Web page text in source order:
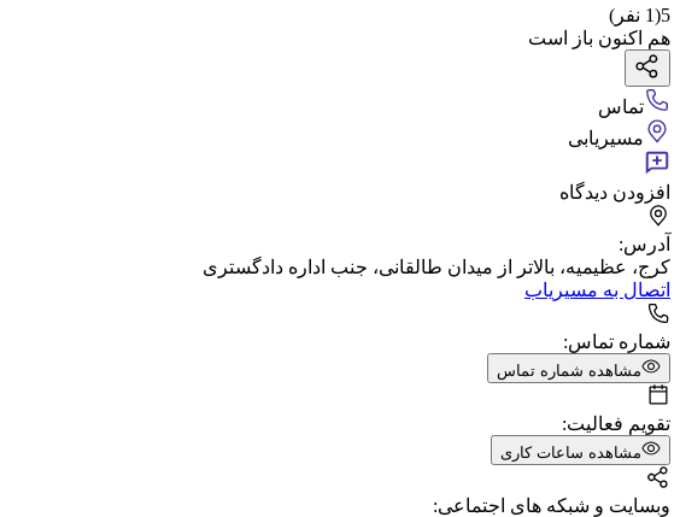
5
(
1 نفر)
هم اکنون باز است
تماس
مسیریابی
افزودن دیدگاه
آدرس:
کرج، عظیمیه، بالاتر از میدان طالقانی، جنب اداره دادگستری
اتصال به مسیریاب
شماره تماس:
مشاهده شماره تماس
تقویم فعالیت:
مشاهده ساعات کاری
وبسایت و شبکه های اجتماعی: